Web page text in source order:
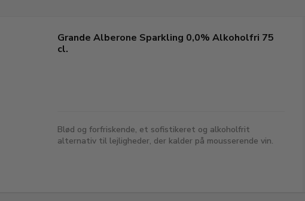
Grande Alberone Sparkling 0,0% Alkoholfri 75
cl.
Blød og forfriskende, et sofistikeret og alkoholfrit
alternativ til lejligheder, der kalder på mousserende vin.